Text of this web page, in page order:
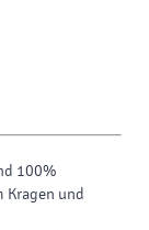
100%
Kragen und